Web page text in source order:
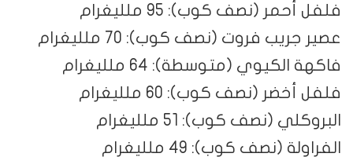
فلفل أحمر (نصف كوب): 95 ملليغرام
عصير جريب فروت (نصف كوب): 70 ملليغرام
فاكهة الكيوي (متوسطة): 64 ملليغرام
فلفل أخضر (نصف كوب): 60 ملليغرام
البروكلي (نصف كوب): 51 ملليغرام
الفراولة (نصف كوب): 49 ملليغرام